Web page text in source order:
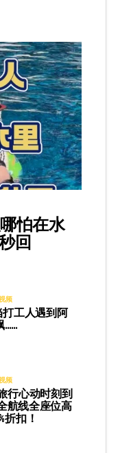
怕在水
回
频
工人遇到阿
……
频
心动时刻到
航线全座位高
折扣！